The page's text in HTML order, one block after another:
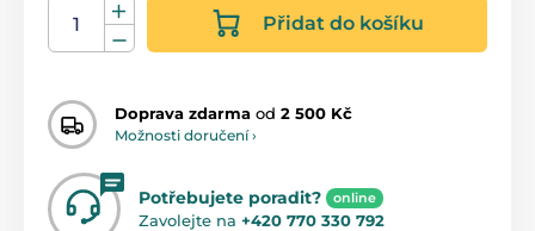
Přidat do košíku
Doprava zdarma od 2 500 Kč
Možnosti doručení ›
Potřebujete poradit? online
Zavolejte na +420 770 330 792